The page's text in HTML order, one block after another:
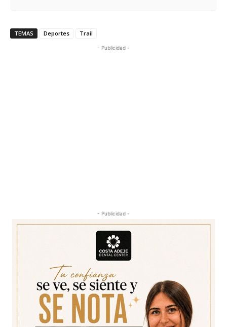
TEMAS Deportes Trail
- Publicidad -
- Publicidad -